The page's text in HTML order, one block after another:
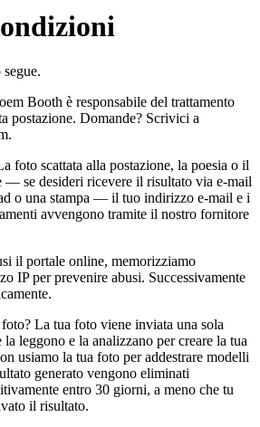
Booth è responsabile del trattamento
postazione. Domande? Scrivici a
foto scattata alla postazione, la poesia o il
— se desideri ricevere il risultato via e-mail
o una stampa — il tuo indirizzo e-mail e i
avvengono tramite il nostro fornitore
il portale online, memorizziamo
IP per prevenire abusi. Successivamente
La tua foto viene inviata una sola
leggono e la analizzano per creare la tua
usiamo la tua foto per addestrare modelli
generato vengono eliminati
entro 30 giorni, a meno che tu
il risultato.